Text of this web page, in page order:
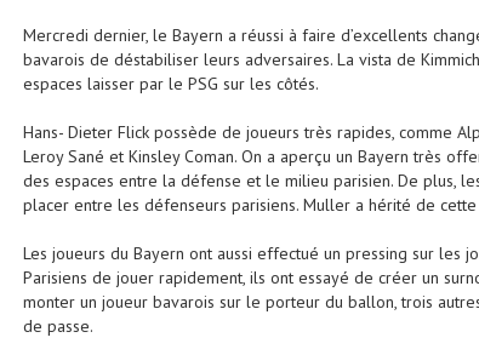
Mercredi dernier, le Bayern a réussi à faire d’excellents
bavarois de déstabiliser leurs adversaires. La vista de
espaces laisser par le PSG sur les côtés.
Hans- Dieter Flick possède de joueurs très rapides, comme
Leroy Sané et Kinsley Coman. On a aperçu un Bayern très
des espaces entre la défense et le milieu parisien. De plus,
placer entre les défenseurs parisiens. Muller a hérité de
Les joueurs du Bayern ont aussi effectué un pressing sur les
Parisiens de jouer rapidement, ils ont essayé de créer un
monter un joueur bavarois sur le porteur du ballon, trois
de passe.